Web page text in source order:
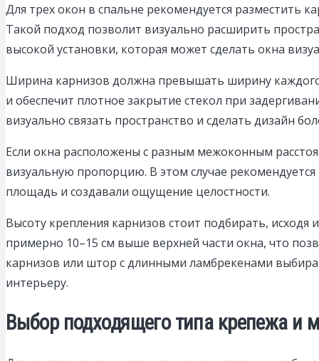
Для трех окон в спальне рекомендуется разместить
Такой подход позволит визуально расширить
высокой установки, которая может сделать окна
Ширина карнизов должна превышать ширину
и обеспечит плотное закрытие стекол при
визуально связать пространство и сделать дизайн
Если окна расположены с разным межоконным
визуальную пропорцию. В этом случае
площадь и создавали ощущение целостности.
Высоту крепления карнизов стоит подбирать,
примерно 10–15 см выше верхней части окна, что
карнизов или штор с длинными ламбрекенами
интерьеру.
Выбор подходящего типа крепежа и